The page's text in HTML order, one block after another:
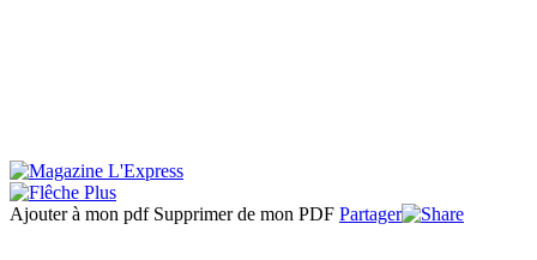
Ajouter à mon pdf Supprimer de mon PDF Partager